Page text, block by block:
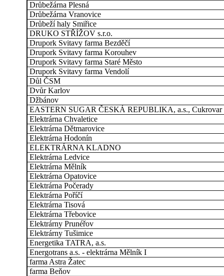
Drůbežárna Plesná
Drůbežárna Vranovice
Drůbeží haly Smiřice
DRUKO STŘÍŽOV s.r.o.
Drupork Svitavy farma Bezděčí
Drupork Svitavy farma Korouhev
Drupork Svitavy farma Staré Město
Drupork Svitavy farma Vendolí
Důl ČSM
Dvůr Karlov
Džbánov
EASTERN SUGAR ČESKÁ REPUBLIKA, a.s., Cukrovar
Elektrárna Chvaletice
Elektrárna Dětmarovice
Elektrárna Hodonín
ELEKTRÁRNA KLADNO
Elektrárna Ledvice
Elektrárna Mělník
Elektrárna Opatovice
Elektrárna Počerady
Elektrárna Poříčí
Elektrárna Tisová
Elektrárna Třebovice
Elektrárny Prunéřov
Elektrárny Tušimice
Energetika TATRA, a.s.
Energotrans a.s. - elektrárna Mělník I
farma Astra Žatec
farma Beňov